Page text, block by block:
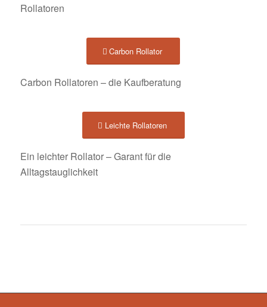
Rollatoren
Carbon Rollator
Carbon Rollatoren – die Kaufberatung
Leichte Rollatoren
Ein leichter Rollator – Garant für die
Alltagstauglichkeit